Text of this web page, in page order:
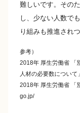
難しいです。その
し、少ない人数で
り組みも推進され
参考）
2018年 厚生労働省
人材の必要数につい
2018年 厚生労働省 「
go.jp/